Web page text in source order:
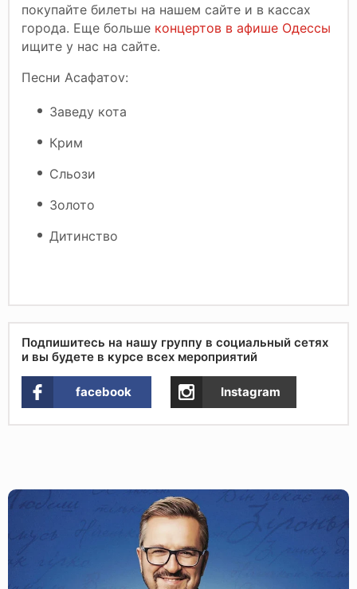
покупайте билеты на нашем сайте и в кассах
города. Еще больше концертов в афише Одессы
ищите у нас на сайте.
Песни Асафатоv:
Заведу кота
Крим
Сльози
Золото
Дитинство
Подпишитесь на нашу группу в социальный сетях
и вы будете в курсе всех мероприятий
facebook Instagram